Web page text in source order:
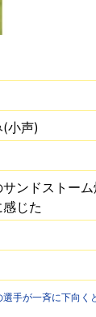
小声)
ンドストー
じた
手が一斉に下向く